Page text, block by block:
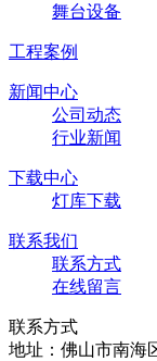
舞台设备
工程案例
新闻中心
公司动态
行业新闻
下载中心
灯库下载
联系我们
联系方式
在线留言
联系方式
地址：佛山市南海